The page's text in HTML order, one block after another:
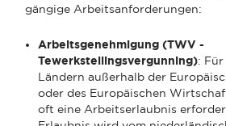
gängige Arbeitsanforderungen:
Arbeitsgenehmigung (TWV -
Tewerkstellingsvergunning):
Ländern außerhalb der
oder des Europäischen
oft eine Arbeitserlaubnis